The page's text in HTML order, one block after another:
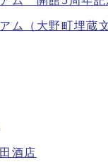
ム（大野町埋蔵
酒店